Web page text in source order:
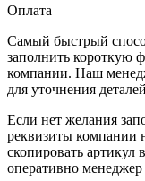
Оплата
Самый быстрый
заполнить короткую
компании. Наш
для уточнения
Если нет желания
реквизиты компании
скопировать
оперативно